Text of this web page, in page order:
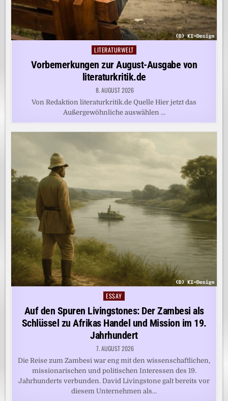
Posted
LITERATURWELT
Vorbemerkungen zur August-Ausgabe von
literaturkritik.de
8. AUGUST 2026
Von Redaktion literaturkritik.de Quelle Hier jetzt das
Außergewöhnliche auswählen …
Posted
ESSAY
Auf den Spuren Livingstones: Der Zambesi als
Schlüssel zu Afrikas Handel und Mission im 19.
Jahrhundert
7. AUGUST 2026
Die Reise zum Zambesi war eng mit den wissenschaftlichen,
missionarischen und politischen Interessen des 19.
Jahrhunderts verbunden. David Livingstone galt bereits vor
diesem Unternehmen als…